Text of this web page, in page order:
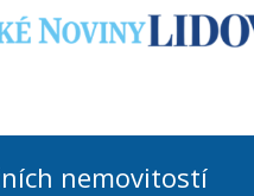
nemovitostí